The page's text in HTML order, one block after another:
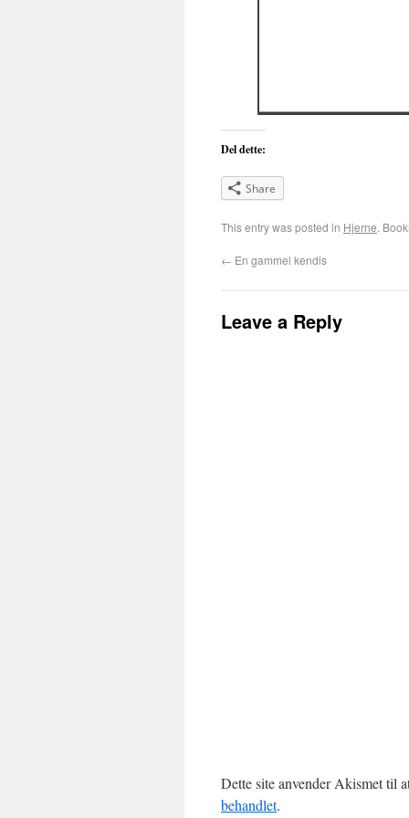
Del dette:
Share
This entry was posted in Hjerne.
← En gammel kendis
Leave a Reply
Dette site anvender Akismet til
behandlet.